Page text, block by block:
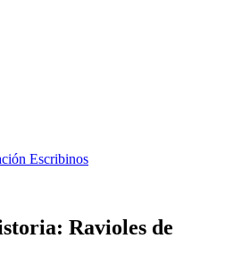
Escribinos
Ravioles de